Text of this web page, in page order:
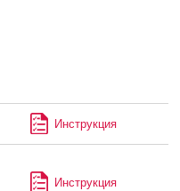
Инструкция
Инструкция